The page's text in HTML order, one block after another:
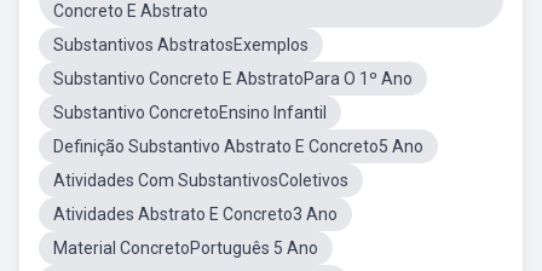
Concreto E Abstrato
Substantivos AbstratosExemplos
Substantivo Concreto E AbstratoPara O 1º Ano
Substantivo ConcretoEnsino Infantil
Definição Substantivo Abstrato E Concreto5 Ano
Atividades Com SubstantivosColetivos
Atividades Abstrato E Concreto3 Ano
Material ConcretoPortuguês 5 Ano